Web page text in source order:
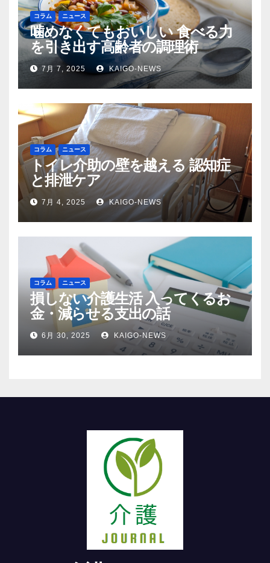
コラム ニュース
噛めなくてもおいしい 食べる力
を引き出す高齢者の調理術
7月 7, 2025 KAIGO-NEWS
コラム ニュース
トイレ介助の壁を越える 認知症
と排泄ケア
7月 4, 2025 KAIGO-NEWS
コラム ニュース
損しない介護生活 入ってくるお
金・減らせる支出の話
6月 30, 2025 KAIGO-NEWS